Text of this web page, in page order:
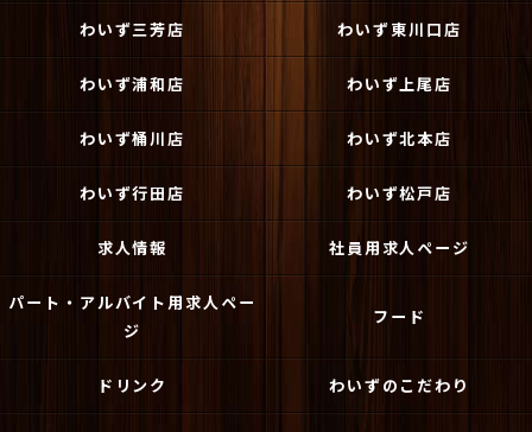
わいず三芳店 わいず東川口店
わいず浦和店 わいず上尾店
わいず桶川店 わいず北本店
わいず行田店 わいず松戸店
求人情報 社員用求人ページ
パート・アルバイト用求人ペー
ジ
フード
ドリンク わいずのこだわり